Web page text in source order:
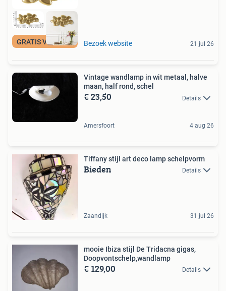
GRATIS VERZENDING Bezoek website 21 jul 26
Vintage wandlamp in wit metaal, halve
maan, half rond, schel
€ 23,50 Details
Amersfoort 4 aug 26
Tiffany stijl art deco lamp schelpvorm
Bieden Details
Zaandijk 31 jul 26
mooie Ibiza stijl De Tridacna gigas,
Doopvontschelp,wandlamp
€ 129,00 Details